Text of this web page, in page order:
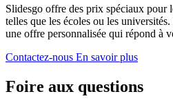
Slidesgo offre des prix spéciaux pour
telles que les écoles ou les
une offre personnalisée qui répond à
Contactez-nous En savoir plus
Foire aux questions